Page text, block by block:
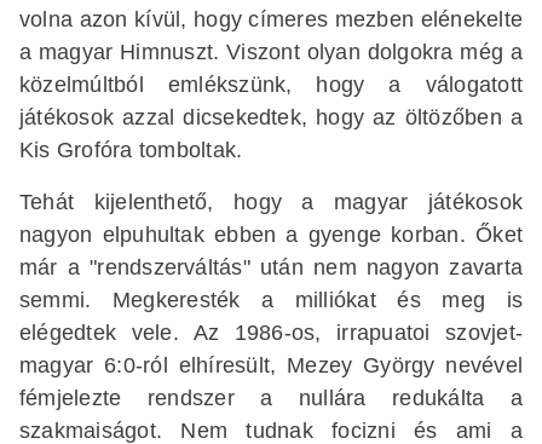
volna azon kívül, hogy címeres mezben elénekelte
a magyar Himnuszt. Viszont olyan dolgokra még a
közelmúltból emlékszünk, hogy a válogatott
játékosok azzal dicsekedtek, hogy az öltözőben a
Kis Grofóra tomboltak.
Tehát kijelenthető, hogy a magyar játékosok
nagyon elpuhultak ebben a gyenge korban. Őket
már a "rendszerváltás" után nem nagyon zavarta
semmi. Megkeresték a milliókat és meg is
elégedtek vele. Az 1986-os, irrapuatoi szovjet-
magyar 6:0-ról elhíresült, Mezey György nevével
fémjelezte rendszer a nullára redukálta a
szakmaiságot. Nem tudnak focizni és ami a